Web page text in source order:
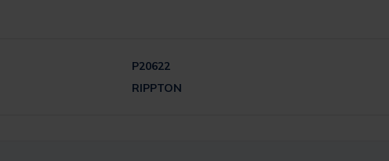
P20622
RIPPTON